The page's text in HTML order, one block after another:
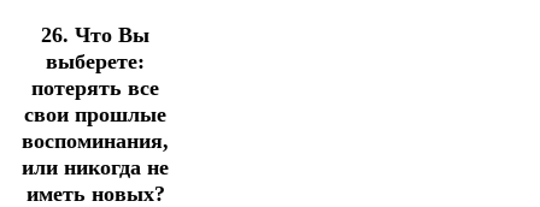
26. Что Вы
выберете:
потерять все
свои прошлые
воспоминания,
или никогда не
иметь новых?